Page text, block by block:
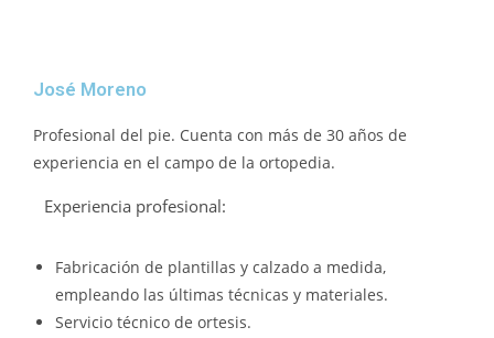
José Moreno
Profesional del pie. Cuenta con más de 30 años de
experiencia en el campo de la ortopedia.
Experiencia profesional:
Fabricación de plantillas y calzado a medida,
empleando las últimas técnicas y materiales.
Servicio técnico de ortesis.